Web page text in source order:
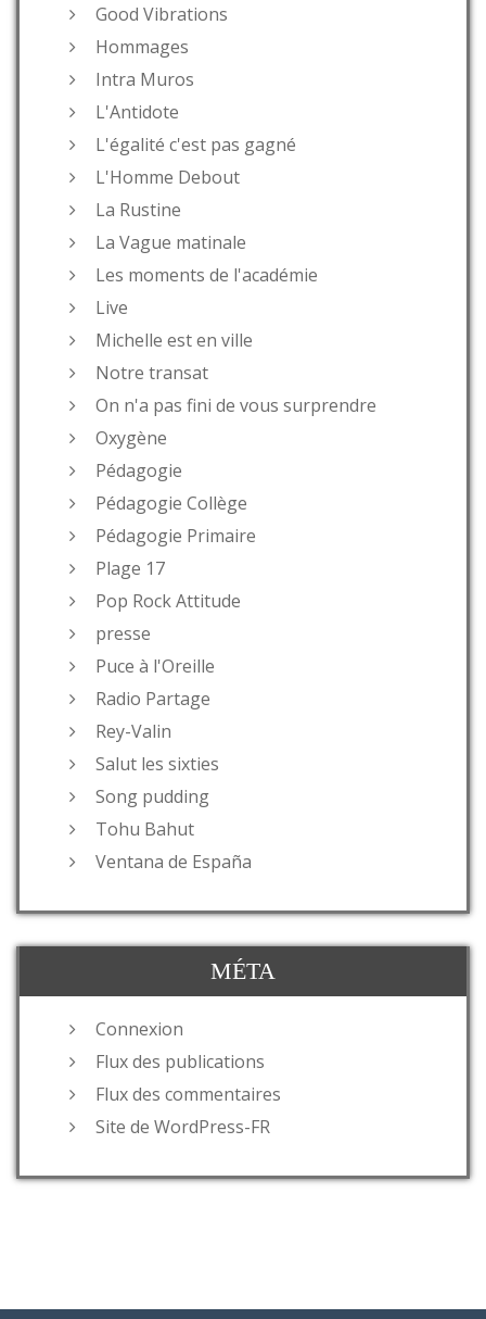
Good Vibrations
Hommages
Intra Muros
L'Antidote
L'égalité c'est pas gagné
L'Homme Debout
La Rustine
La Vague matinale
Les moments de l'académie
Live
Michelle est en ville
Notre transat
On n'a pas fini de vous surprendre
Oxygène
Pédagogie
Pédagogie Collège
Pédagogie Primaire
Plage 17
Pop Rock Attitude
presse
Puce à l'Oreille
Radio Partage
Rey-Valin
Salut les sixties
Song pudding
Tohu Bahut
Ventana de España
MÉTA
Connexion
Flux des publications
Flux des commentaires
Site de WordPress-FR